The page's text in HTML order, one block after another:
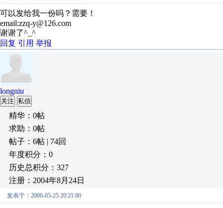
可以发给我一份吗？需要！
email:zzq-y@126.com
谢谢了^_^
回复 引用 举报
longniu
关注 私信
精华：0帖
求助：0帖
帖子：6帖 | 74回
年度积分：0
历史总积分：327
注册：2004年8月24日
发表于：2006-05-25 20:21:00